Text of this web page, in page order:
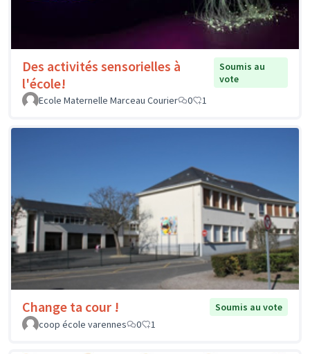
Des activités sensorielles à
l'école!
Soumis au
vote
Ecole Maternelle Marceau Courier
0 1
Change ta cour !
Soumis au vote
coop école varennes
0 1